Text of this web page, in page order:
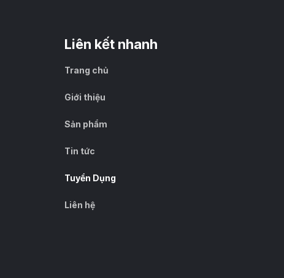
Liên kết nhanh
Trang chủ
Giới thiệu
Sản phẩm
Tin tức
Tuyển Dụng
Liên hệ